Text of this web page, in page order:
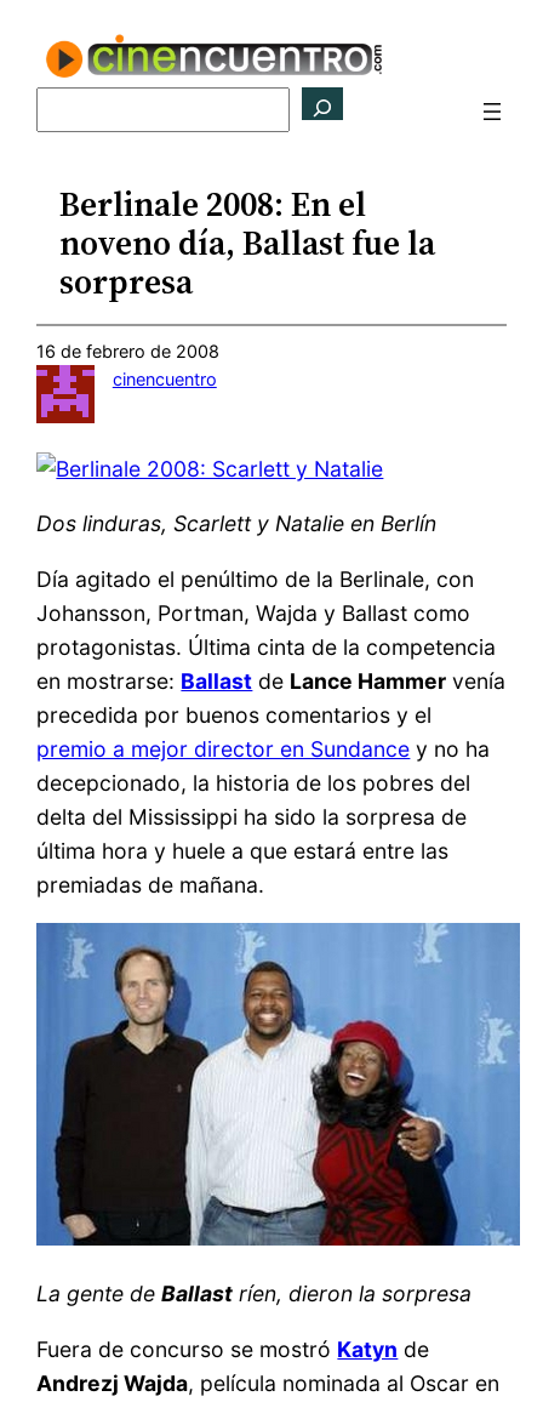
contenido
Berlinale 2008: En el
noveno día, Ballast fue la
sorpresa
16 de febrero de 2008
cinencuentro
Dos linduras, Scarlett y Natalie en Berlín
Día agitado el penúltimo de la Berlinale, con
Johansson, Portman, Wajda y Ballast como
protagonistas. Última cinta de la competencia
en mostrarse: Ballast de Lance Hammer venía
precedida por buenos comentarios y el
premio a mejor director en Sundance y no ha
decepcionado, la historia de los pobres del
delta del Mississippi ha sido la sorpresa de
última hora y huele a que estará entre las
premiadas de mañana.
La gente deBallast ríen, dieron la sorpresa
Fuera de concurso se mostró Katyn de
Andrezj Wajda, película nominada al Oscar en